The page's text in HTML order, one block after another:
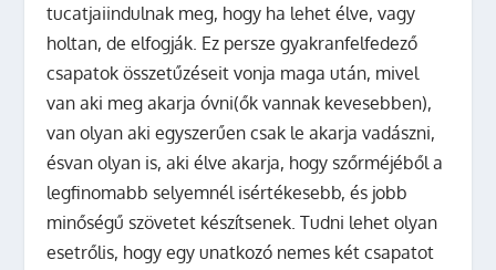
tucatjaiindulnak meg, hogy ha lehet élve, vagy
holtan, de elfogják. Ez persze gyakranfelfedező
csapatok összetűzéseit vonja maga után, mivel
van aki meg akarja óvni(ők vannak kevesebben),
van olyan aki egyszerűen csak le akarja vadászni,
ésvan olyan is, aki élve akarja, hogy szőrméjéből a
legfinomabb selyemnél isértékesebb, és jobb
minőségű szövetet készítsenek. Tudni lehet olyan
esetrőlis, hogy egy unatkozó nemes két csapatot